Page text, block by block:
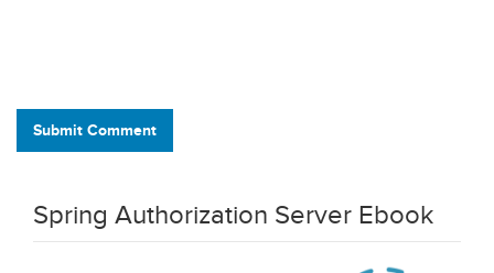
Submit Comment
Spring Authorization Server Ebook